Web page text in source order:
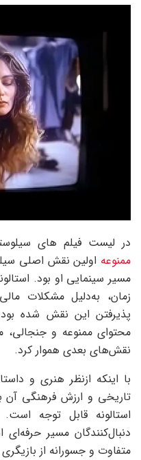
در لیست فیلم های
ممنوعه اولین نقش اصلی
مسیر سینمایی او بود.
زمان، به‌دلیل مشکلات
پذیرفتن این نقش شده
محتوای ممنوعه و جنجالی،
نقش‌های بعدی هموار کرد.
با اینکه ازنظر هنری و
تاریخی و ارزش فرهنگی آن
استالونه قابل توجه
دنبال‌کنندگان مسیر
متفاوت و جسورانه از بازیگری